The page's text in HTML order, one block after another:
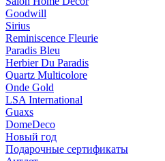
Goodwill
Sirius
Reminiscence Fleurie
Paradis Bleu
Herbier Du Paradis
Quartz Multicolore
Onde Gold
LSA International
Guaxs
DomeDeco
Новый год
Подарочные сертификаты